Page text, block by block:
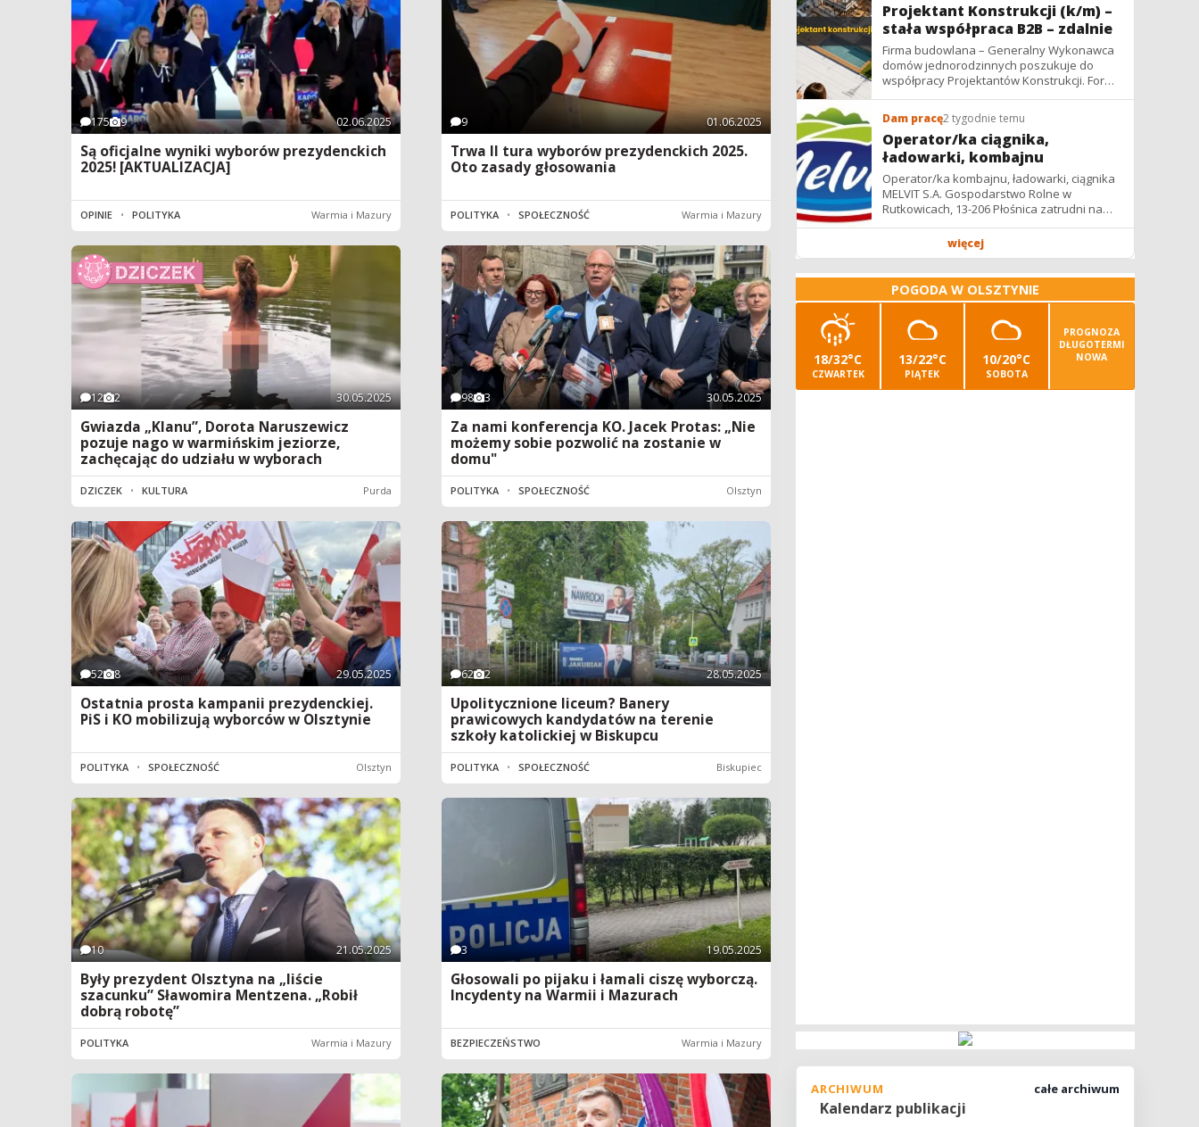
175 9 02.06.2025
Są oficjalne wyniki wyborów prezydenckich
2025! [AKTUALIZACJA]
OPINIE • POLITYKA Warmia i Mazury
9 01.06.2025
Trwa II tura wyborów prezydenckich 2025.
Oto zasady głosowania
POLITYKA • SPOŁECZNOŚĆ Warmia i Mazury
12 2 30.05.2025
Gwiazda „Klanu”, Dorota Naruszewicz
pozuje nago w warmińskim jeziorze,
zachęcając do udziału w wyborach
DZICZEK • KULTURA Purda
98 3 30.05.2025
Za nami konferencja KO. Jacek Protas: „Nie
możemy sobie pozwolić na zostanie w
domu"
POLITYKA • SPOŁECZNOŚĆ Olsztyn
52 8 29.05.2025
Ostatnia prosta kampanii prezydenckiej.
PiS i KO mobilizują wyborców w Olsztynie
POLITYKA • SPOŁECZNOŚĆ Olsztyn
62 2 28.05.2025
Upolitycznione liceum? Banery
prawicowych kandydatów na terenie
szkoły katolickiej w Biskupcu
POLITYKA • SPOŁECZNOŚĆ Biskupiec
10 21.05.2025
Były prezydent Olsztyna na „liście
szacunku” Sławomira Mentzena. „Robił
dobrą robotę”
POLITYKA Warmia i Mazury
3 19.05.2025
Głosowali po pijaku i łamali ciszę wyborczą.
Incydenty na Warmii i Mazurach
BEZPIECZEŃSTWO Warmia i Mazury
Projektant Konstrukcji (k/m) –
stała współpraca B2B – zdalnie
Firma budowlana – Generalny Wykonawca
domów jednorodzinnych poszukuje do
współpracy Projektantów Konstrukcji. Forma
współpracy: B2B / podwykonawstwo –
Dam pracę2 tygodnie temu
Operator/ka ciągnika,
ładowarki, kombajnu
Operator/ka kombajnu, ładowarki, ciągnika
MELVIT S.A. Gospodarstwo Rolne w
Rutkowicach, 13-206 Płośnica zatrudni na
umowę zlecenie na okres żniw: -
operatora/kę kombajnu z uprawnieniami -...
więcej
POGODA W OLSZTYNIE
18/32°C
CZWARTEK
13/22°C
PIĄTEK
10/20°C
SOBOTA
PROGNOZA
DŁUGOTERMI
NOWA
ARCHIWUM
Kalendarz publikacji
całe archiwum